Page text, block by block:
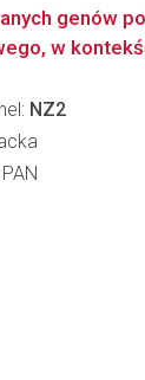
genów
w
NZ2